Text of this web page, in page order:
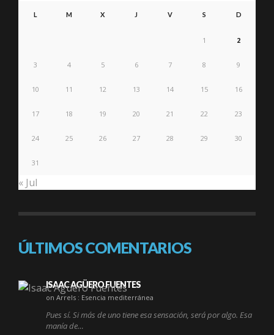
L M X J V S D
1 2
3 4 5 6 7 8 9
10 11 12 13 14 15 16
17 18 19 20 21 22 23
24 25 26 27 28 29 30
31
« Jul
ÚLTIMOS COMENTARIOS
ISAAC AGÜERO FUENTES
on Arrels : Esencia mediterránea
Pues sí. Si más de uno tiene esa sensación, será por algo. Esa
manía de…